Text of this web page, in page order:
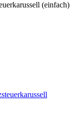
(einfach)